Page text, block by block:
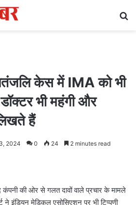
केस में IMA को भी
भी महंगी और
हैं
2024 0 24 2 minutes read
कंपनी की ओर से गलत दावों वाले प्रचार के मामले
ने इंडियन मेडिकल एसोसिएशन पर भी टिप्पणी